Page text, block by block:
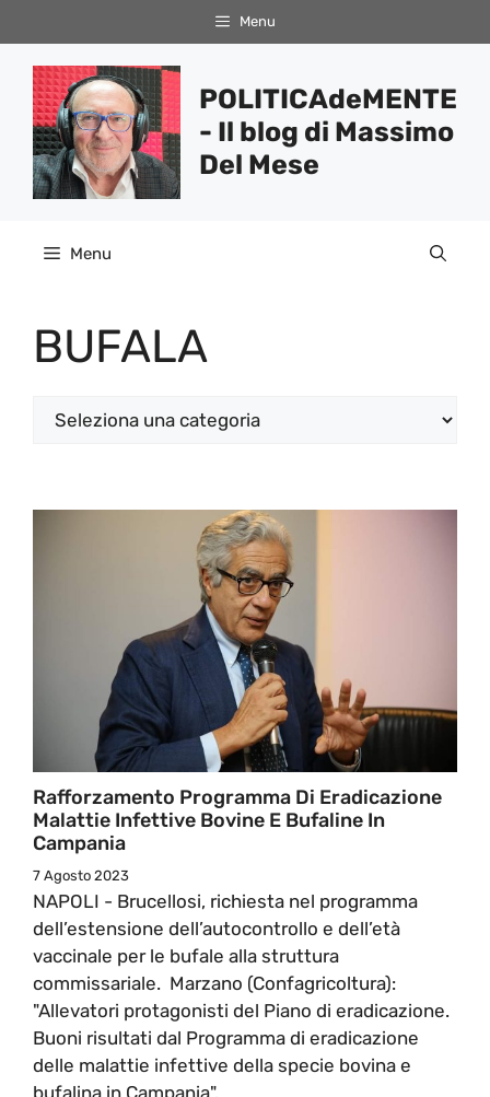
al
contenuto
Menu
POLITICAdeMENTE
- Il blog di Massimo
Del Mese
Menu
BUFALA
Categorie
Rafforzamento Programma Di Eradicazione
Malattie Infettive Bovine E Bufaline In
Campania
7 Agosto 2023
NAPOLI - Brucellosi, richiesta nel programma
dell’estensione dell’autocontrollo e dell’età
vaccinale per le bufale alla struttura
commissariale. Marzano (Confagricoltura):
"Allevatori protagonisti del Piano di eradicazione.
Buoni risultati dal Programma di eradicazione
delle malattie infettive della specie bovina e
bufalina in Campania".